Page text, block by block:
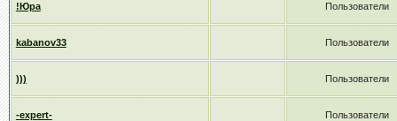
!Юра Пользователи
kabanov33 Пользователи
))) Пользователи
-expert- Пользователи